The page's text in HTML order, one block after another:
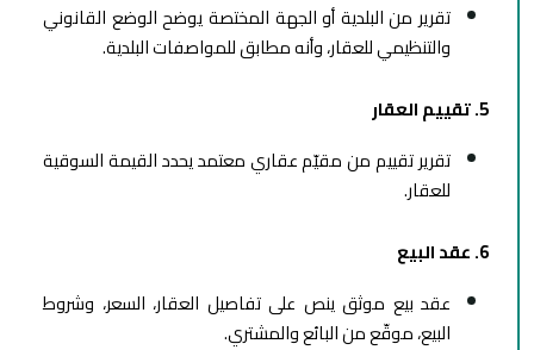
تقرير من البلدية أو الجهة المختصة يوضح الوضع القانوني
والتنظيمي للعقار، وأنه مطابق للمواصفات البلدية.
5. تقييم العقار
تقرير تقييم من مقيّم عقاري معتمد يحدد القيمة السوقية
للعقار.
6. عقد البيع
عقد بيع موثق ينص على تفاصيل العقار، السعر، وشروط
البيع، موقّع من البائع والمشتري.